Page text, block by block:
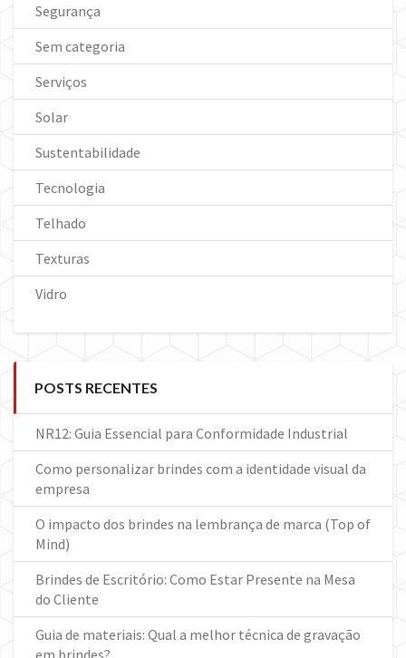
Segurança
Sem categoria
Serviços
Solar
Sustentabilidade
Tecnologia
Telhado
Texturas
Vidro
POSTS RECENTES
NR12: Guia Essencial para Conformidade Industrial
Como personalizar brindes com a identidade visual da
empresa
O impacto dos brindes na lembrança de marca (Top of
Mind)
Brindes de Escritório: Como Estar Presente na Mesa
do Cliente
Guia de materiais: Qual a melhor técnica de gravação
em brindes?